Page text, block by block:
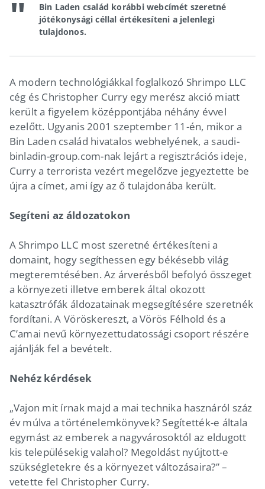
Bin Laden család korábbi webcímét szeretné
jótékonysági céllal értékesíteni a jelenlegi
tulajdonos.
A modern technológiákkal foglalkozó Shrimpo LLC
cég és Christopher Curry egy merész akció miatt
került a figyelem középpontjába néhány évvel
ezelőtt. Ugyanis 2001 szeptember 11-én, mikor a
Bin Laden család hivatalos webhelyének, a saudi-
binladin-group.com-nak lejárt a regisztrációs ideje,
Curry a terrorista vezért megelőzve jegyeztette be
újra a címet, ami így az ő tulajdonába került.
Segíteni az áldozatokon
A Shrimpo LLC most szeretné értékesíteni a
domaint, hogy segíthessen egy békésebb világ
megteremtésében. Az árverésből befolyó összeget
a környezeti illetve emberek által okozott
katasztrófák áldozatainak megsegítésére szeretnék
fordítani. A Vöröskereszt, a Vörös Félhold és a
C’amai nevű környezettudatossági csoport részére
ajánlják fel a bevételt.
Nehéz kérdések
„Vajon mit írnak majd a mai technika hasznáról száz
év múlva a történelemkönyvek? Segítették-e általa
egymást az emberek a nagyvárosoktól az eldugott
kis településekig valahol? Megoldást nyújtott-e
szükségletekre és a környezet változásaira?” –
vetette fel Christopher Curry.